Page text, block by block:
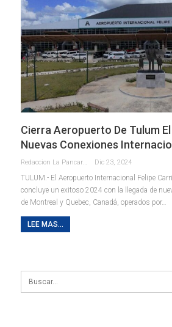
Cierra Aeropuerto De Tulum
Nuevas Conexiones
Redaccion La Pancarta De Quintana Roo Dic 23, 2024
TULUM.- El Aeropuerto Internacional Felipe
concluye un exitoso 2024 con la llegada de
de Montreal y Quebec, Canadá, operados por…
LEE MAS...